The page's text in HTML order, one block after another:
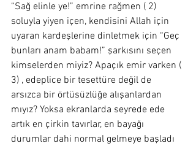
“Sağ elinle ye!” emrine rağmen ( 2)
soluyla yiyen içen, kendisini Allah için
uyaran kardeşlerine dinletmek için “Geç
bunları anam babam!” şarkısını seçen
kimselerden miyiz? Apaçık emir varken (
3) , edeplice bir tesettüre değil de
arsızca bir örtüsüzlüğe alışanlardan
mıyız? Yoksa ekranlarda seyrede ede
artık en çirkin tavırlar, en bayağı
durumlar dahi normal gelmeye başladı